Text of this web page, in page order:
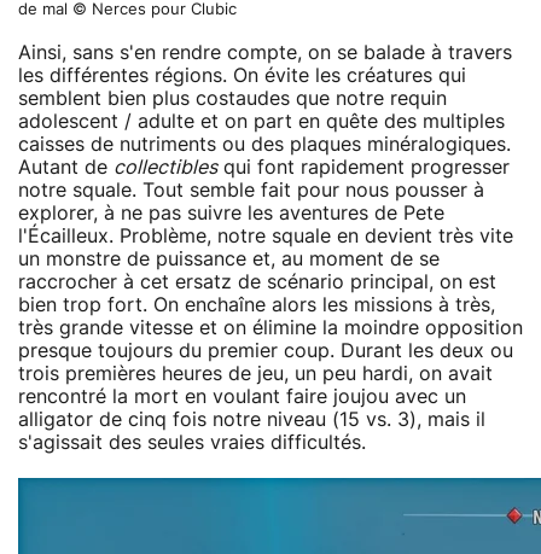
de mal © Nerces pour Clubic
Ainsi, sans s'en rendre compte, on se balade à travers
les différentes régions. On évite les créatures qui
semblent bien plus costaudes que notre requin
adolescent / adulte et on part en quête des multiples
caisses de nutriments ou des plaques minéralogiques.
Autant de collectiblesqui font rapidement progresser
notre squale. Tout semble fait pour nous pousser à
explorer, à ne pas suivre les aventures de Pete
l'Écailleux. Problème, notre squale en devient très vite
un monstre de puissance et, au moment de se
raccrocher à cet ersatz de scénario principal, on est
bien trop fort. On enchaîne alors les missions à très,
très grande vitesse et on élimine la moindre opposition
presque toujours du premier coup. Durant les deux ou
trois premières heures de jeu, un peu hardi, on avait
rencontré la mort en voulant faire joujou avec un
alligator de cinq fois notre niveau (15 vs. 3), mais il
s'agissait des seules vraies difficultés.